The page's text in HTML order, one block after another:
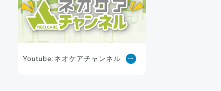
Youtube:ネオケアチャンネル